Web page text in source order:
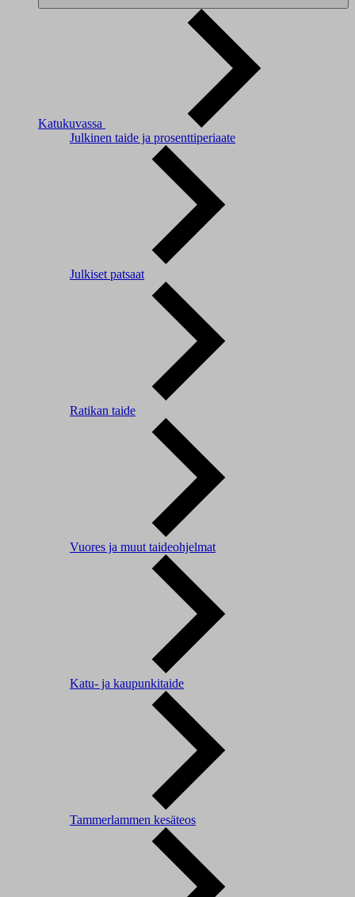
Katukuvassa
Julkinen taide ja prosenttiperiaate
Julkiset patsaat
Ratikan taide
Vuores ja muut taideohjelmat
Katu- ja kaupunkitaide
Tammerlammen kesäteos